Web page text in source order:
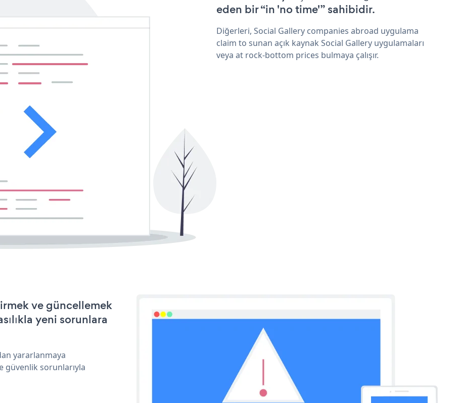
eden bir “in 'no time'” sahibidir.
Diğerleri, Social Gallery companies abroad uygulama
claim to sunan açık kaynak Social Gallery uygulamaları
veya at rock-bottom prices bulmaya çalışır.
ve güncellemek
yeni sorunlara
yararlanmaya
güvenlik sorunlarıyla